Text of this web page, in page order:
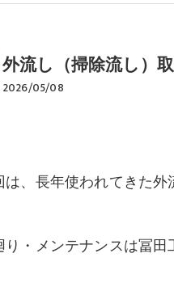
外流し（掃除流し）
2026/05/08
は、長年使われてきた外
り・メンテナンスは冨田